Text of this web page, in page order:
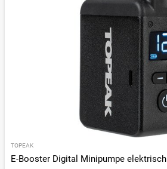
TOPEAK
E-Booster Digital Minipumpe elektrisch